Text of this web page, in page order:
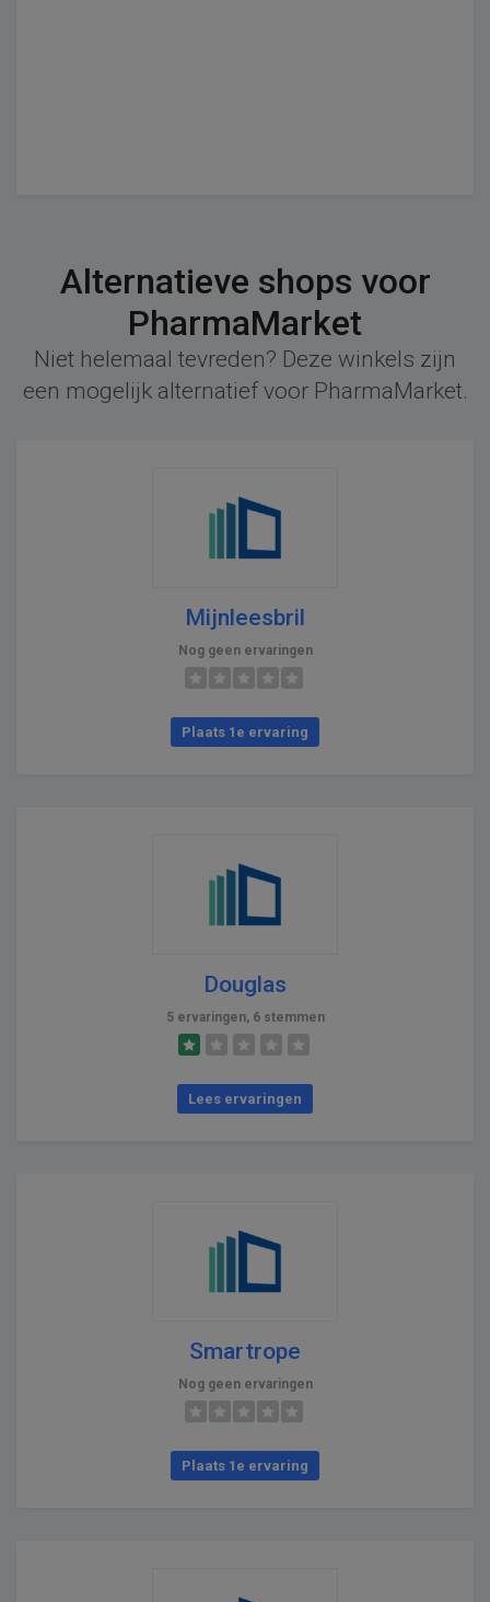
Alternatieve shops voor
PharmaMarket
Niet helemaal tevreden? Deze winkels zijn
een mogelijk alternatief voor PharmaMarket.
Mijnleesbril
Nog geen ervaringen
Plaats 1e ervaring
Douglas
5 ervaringen, 6 stemmen
Lees ervaringen
Smartrope
Nog geen ervaringen
Plaats 1e ervaring